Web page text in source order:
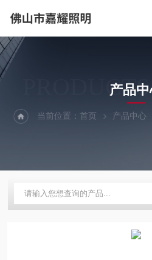
产品
当前位置：首页 产品中心